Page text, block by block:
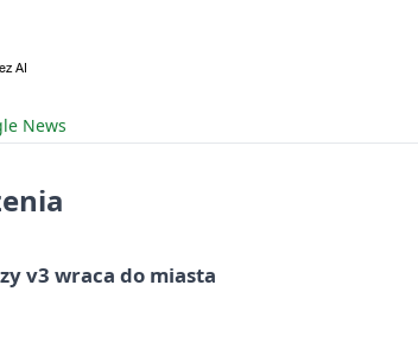
News
v3 wraca do miasta